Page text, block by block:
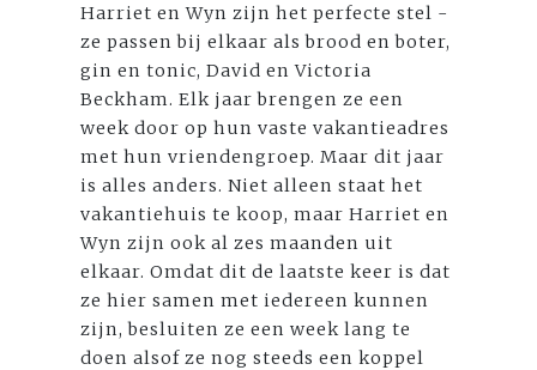
Harriet en Wyn zijn het perfecte stel -
ze passen bij elkaar als brood en boter,
gin en tonic, David en Victoria
Beckham. Elk jaar brengen ze een
week door op hun vaste vakantieadres
met hun vriendengroep. Maar dit jaar
is alles anders. Niet alleen staat het
vakantiehuis te koop, maar Harriet en
Wyn zijn ook al zes maanden uit
elkaar. Omdat dit de laatste keer is dat
ze hier samen met iedereen kunnen
zijn, besluiten ze een week lang te
doen alsof ze nog steeds een koppel